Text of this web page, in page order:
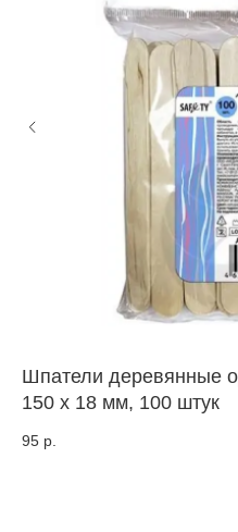
Шпатели деревянные
150 x 18 мм, 100 штук
95 р.